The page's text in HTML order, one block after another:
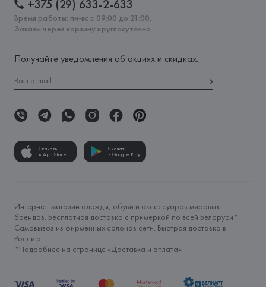
+375 (29) 633-2-633
Время работы: пн-вс с 09:00 до 21:00,
Заказы через корзину круглосуточно
Получайте уведомления об акциях и скидках:
Скачать
в App Store
Скачать
в Google Play
Интернет-магазин одежды, обуви и аксессуаров мировых
брендов. Бесплатная доставка с примеркой по всей Беларуси*.
Самовывоз из фирменных салонов сети. Быстрая доставка в
Россию.
*Подробнее на странице «Доставка и оплата»